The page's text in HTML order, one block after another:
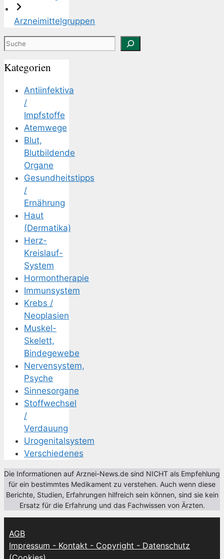
Arzneimittelgruppen
Suchen
Kategorien
Antiinfektiva
/
Impfstoffe
Atemwege
Blut,
Blutbildende
Organe
Gesundheitstipps
/
Ernährung
Haut
(Dermatika)
Herz-
Kreislauf-
System
Hormontherapie
Immunsystem
Krebs /
Neoplasien
Muskel-
Skelett,
Bindegewebe
Nervensystem,
Psyche
Sinnesorgane
Stoffwechsel
/
Verdauung
Urogenitalsystem
Verschiedenes
Die Informationen auf Arznei-News.de sind NICHT als Empfehlung
für ein bestimmtes Medikament zu verstehen. Auch wenn diese
Berichte, Studien, Erfahrungen hilfreich sein können, sind sie kein
Ersatz für die Erfahrung und das Fachwissen von Ärzten.
AGB
Impressum - Kontakt - Copyright - Datenschutz